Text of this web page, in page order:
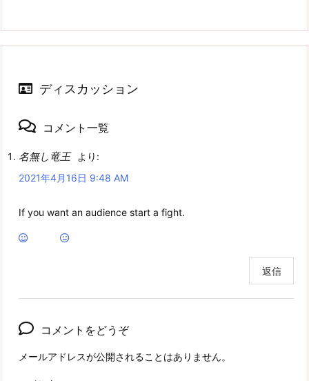
ディスカッション
コメント一覧
名無し竜王
より:
2021年4月16日 9:48 AM
If you want an audience start a fight.
返信
コメントをどうぞ
メールアドレスが公開されることはありません。